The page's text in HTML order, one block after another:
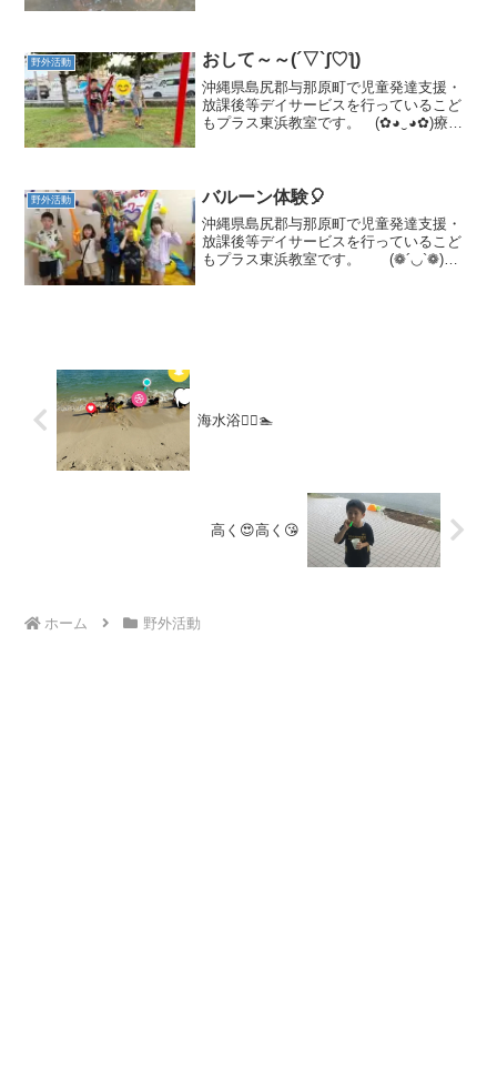
能です）与那原町...
野外活動 おして～～(´▽`ʃ♡ƪ)
沖縄県島尻郡与那原町で児童発達支援・
放課後等デイサービスを行っているこど
もプラス東浜教室です。 (✿◕‿◕✿)療育
すのでお気軽にご連...
野外活動 バルーン体験🎈
沖縄県島尻郡与那原町で児童発達支援・
放課後等デイサービスを行っているこど
もプラス東浜教室です。 (❁´◡`❁)療
海水浴🏊‍♀️🏊
高く😍高く😘
ホーム 野外活動